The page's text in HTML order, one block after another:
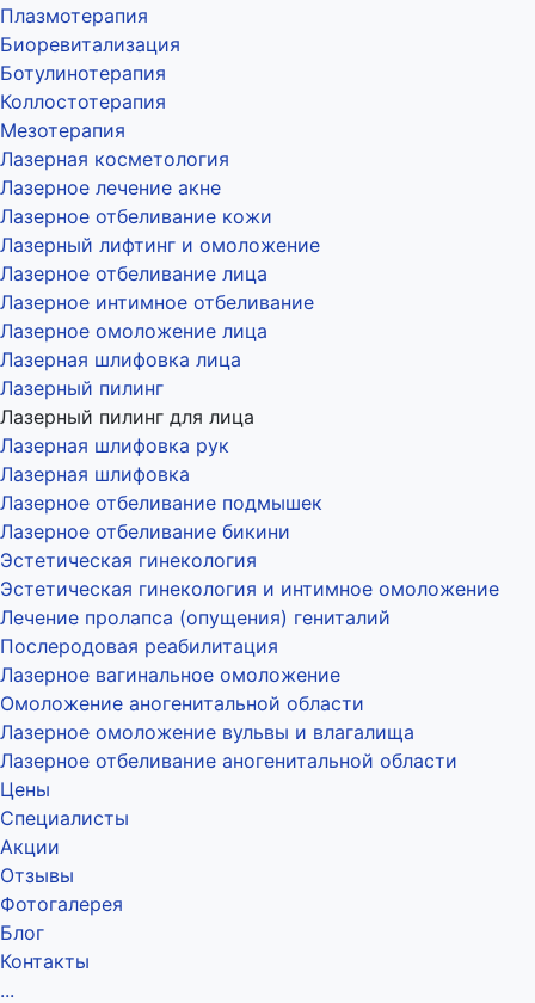
Плазмотерапия
Биоревитализация
Ботулинотерапия
Коллостотерапия
Мезотерапия
Лазерная косметология
Лазерное лечение акне
Лазерное отбеливание кожи
Лазерный лифтинг и омоложение
Лазерное отбеливание лица
Лазерное интимное отбеливание
Лазерное омоложение лица
Лазерная шлифовка лица
Лазерный пилинг
Лазерный пилинг для лица
Лазерная шлифовка рук
Лазерная шлифовка
Лазерное отбеливание подмышек
Лазерное отбеливание бикини
Эстетическая гинекология
Эстетическая гинекология и интимное омоложение
Лечение пролапса (опущения) гениталий
Послеродовая реабилитация
Лазерное вагинальное омоложение
Омоложение аногенитальной области
Лазерное омоложение вульвы и влагалища
Лазерное отбеливание аногенитальной области
Цены
Специалисты
Акции
Отзывы
Фотогалерея
Блог
Контакты
...